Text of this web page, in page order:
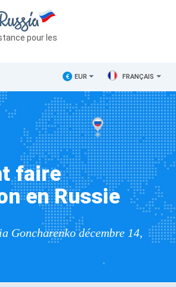
€ EUR FRANÇAIS
pour les
faire
en Russie
Goncharenko décembre 14,